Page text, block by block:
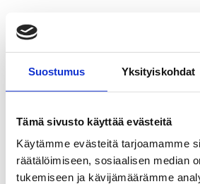
Suostumus Yksityiskohdat
Tämä sivusto käyttää evästeitä
Käytämme evästeitä tarjoamamme
räätälöimiseen, sosiaalisen median
tukemiseen ja kävijämäärämme